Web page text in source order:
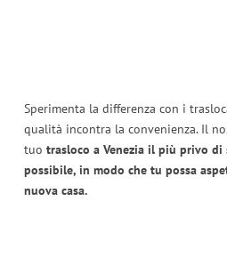
Sperimenta la differenza con i
qualità incontra la convenienza. Il
tuo trasloco a Venezia il più privo di
possibile, in modo che tu possa
nuova casa.